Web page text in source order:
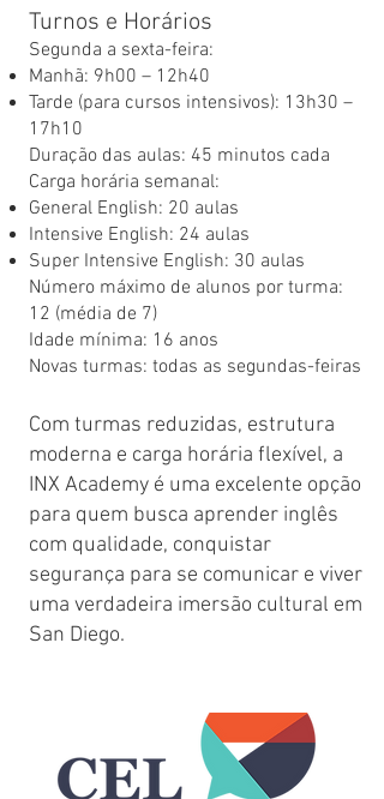
Turnos e Horários
Segunda a sexta-feira:
Manhã: 9h00 – 12h40
Tarde (para cursos intensivos): 13h30 –
17h10
Duração das aulas: 45 minutos cada
Carga horária semanal:
General English: 20 aulas
Intensive English: 24 aulas
Super Intensive English: 30 aulas
Número máximo de alunos por turma:
12 (média de 7)
Idade mínima: 16 anos
Novas turmas: todas as segundas-feiras
Com turmas reduzidas, estrutura
moderna e carga horária flexível, a
INX Academy é uma excelente opção
para quem busca aprender inglês
com qualidade, conquistar
segurança para se comunicar e viver
uma verdadeira imersão cultural em
San Diego.